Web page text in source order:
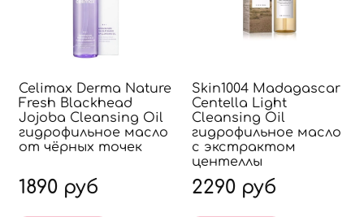
Celimax Derma Nature
Fresh Blackhead
Jojoba Cleansing Oil
гидрофильное масло
от чёрных точек
1890 руб
Skin1004 Madagascar
Centella Light
Cleansing Oil
гидрофильное масло
с экстрактом
центеллы
2290 руб